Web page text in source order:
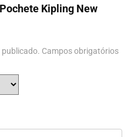
Kipling New
publicado. Campos obrigatórios